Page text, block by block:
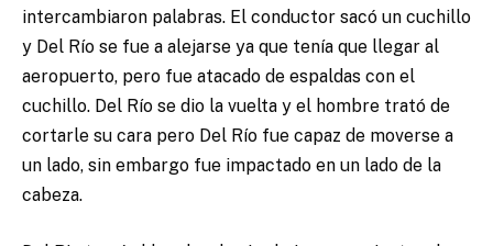
intercambiaron palabras. El conductor sacó un cuchillo
y Del Río se fue a alejarse ya que tenía que llegar al
aeropuerto, pero fue atacado de espaldas con el
cuchillo. Del Río se dio la vuelta y el hombre trató de
cortarle su cara pero Del Río fue capaz de moverse a
un lado, sin embargo fue impactado en un lado de la
cabeza.